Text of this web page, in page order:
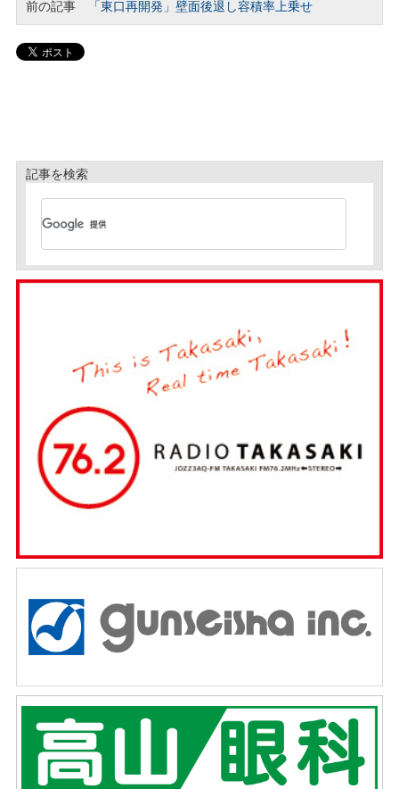
前の記事 「東口再開発」壁面後退し容積率上乗せ
記事を検索